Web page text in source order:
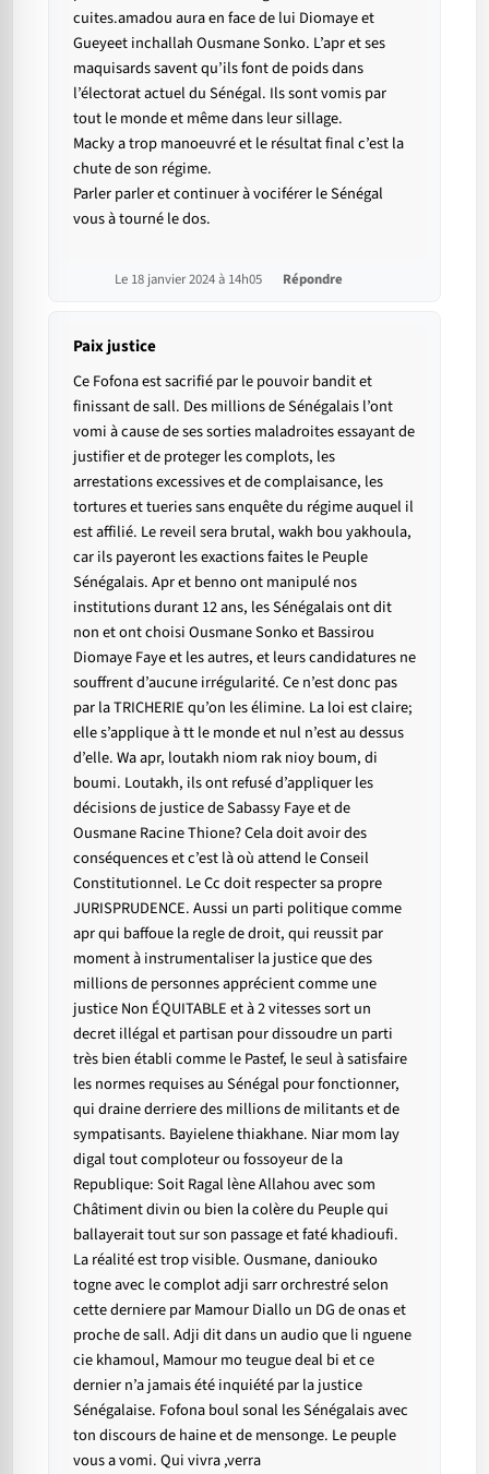
cuites.amadou aura en face de lui Diomaye et
Gueyeet inchallah Ousmane Sonko. L’apr et ses
maquisards savent qu’ils font de poids dans
l’électorat actuel du Sénégal. Ils sont vomis par
tout le monde et même dans leur sillage.
Macky a trop manoeuvré et le résultat final c’est la
chute de son régime.
Parler parler et continuer à vociférer le Sénégal
vous à tourné le dos.
Le 18 janvier 2024 à 14h05 Répondre
Paix justice
Ce Fofona est sacrifié par le pouvoir bandit et
finissant de sall. Des millions de Sénégalais l’ont
vomi à cause de ses sorties maladroites essayant de
justifier et de proteger les complots, les
arrestations excessives et de complaisance, les
tortures et tueries sans enquête du régime auquel il
est affilié. Le reveil sera brutal, wakh bou yakhoula,
car ils payeront les exactions faites le Peuple
Sénégalais. Apr et benno ont manipulé nos
institutions durant 12 ans, les Sénégalais ont dit
non et ont choisi Ousmane Sonko et Bassirou
Diomaye Faye et les autres, et leurs candidatures ne
souffrent d’aucune irrégularité. Ce n’est donc pas
par la TRICHERIE qu’on les élimine. La loi est claire;
elle s’applique à tt le monde et nul n’est au dessus
d’elle. Wa apr, loutakh niom rak nioy boum, di
boumi. Loutakh, ils ont refusé d’appliquer les
décisions de justice de Sabassy Faye et de
Ousmane Racine Thione? Cela doit avoir des
conséquences et c’est là où attend le Conseil
Constitutionnel. Le Cc doit respecter sa propre
JURISPRUDENCE. Aussi un parti politique comme
apr qui baffoue la regle de droit, qui reussit par
moment à instrumentaliser la justice que des
millions de personnes apprécient comme une
justice Non ÉQUITABLE et à 2 vitesses sort un
decret illégal et partisan pour dissoudre un parti
très bien établi comme le Pastef, le seul à satisfaire
les normes requises au Sénégal pour fonctionner,
qui draine derriere des millions de militants et de
sympatisants. Bayielene thiakhane. Niar mom lay
digal tout comploteur ou fossoyeur de la
Republique: Soit Ragal lène Allahou avec som
Châtiment divin ou bien la colère du Peuple qui
ballayerait tout sur son passage et faté khadioufi.
La réalité est trop visible. Ousmane, daniouko
togne avec le complot adji sarr orchrestré selon
cette derniere par Mamour Diallo un DG de onas et
proche de sall. Adji dit dans un audio que li nguene
cie khamoul, Mamour mo teugue deal bi et ce
dernier n’a jamais été inquiété par la justice
Sénégalaise. Fofona boul sonal les Sénégalais avec
ton discours de haine et de mensonge. Le peuple
vous a vomi. Qui vivra ,verra